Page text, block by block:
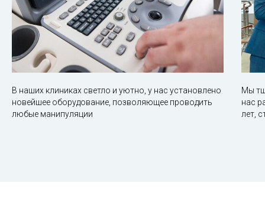
В наших клиниках светло и уютно, у нас установлено
новейшее оборудование, позволяющее проводить
любые манипуляции
Мы
нас
лет,